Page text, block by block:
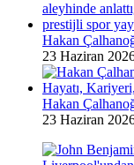
Hakan
23 Haziran
Hakan
23 Haziran